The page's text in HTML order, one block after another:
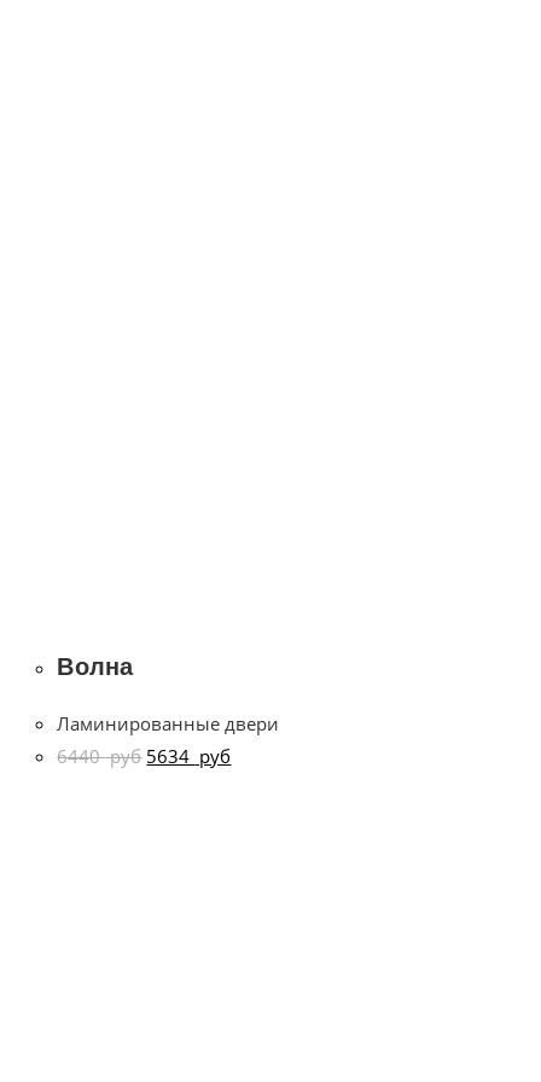
Волна
Ламинированные двери
6440руб 5634 руб